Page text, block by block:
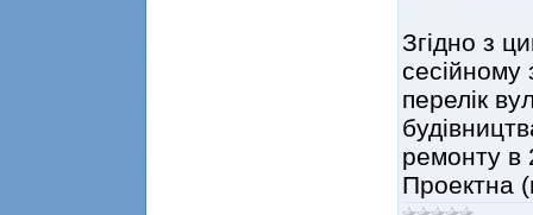
Згідно з
сесійному
перелік
ремонту в
Проектна